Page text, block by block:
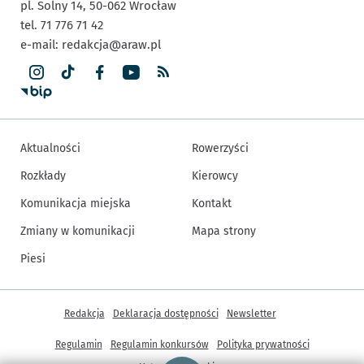
pl. Solny 14, 50-062 Wrocław
tel. 71 776 71 42
e-mail: redakcja@araw.pl
Aktualności
Rozkłady
Komunikacja miejska
Zmiany w komunikacji
Piesi
Rowerzyści
Kierowcy
Kontakt
Mapa strony
Inne informacje
Redakcja Deklaracja dostępności Newsletter
Regulamin Regulamin konkursów
Polityka prywatności